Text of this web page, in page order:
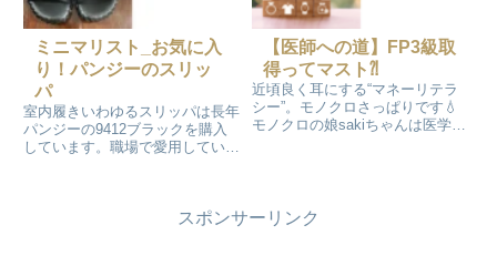
ミニマリスト_お気に入
り！パンジーのスリッ
パ
室内履きいわゆるスリッパは長年
パンジーの9412ブラックを購入
しています。職場で愛用していま
ルで履きやすく、耐久性もありま
【医師への道】FP3級取
得ってマスト⁈
近頃良く耳にする“マネーリテラ
シー”。モノクロさっぱりです💧
モノクロの娘sakiちゃんは医学部
でモノクロも応援しました。
スポンサーリンク